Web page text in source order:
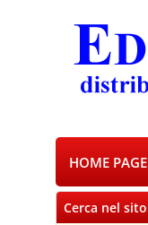
HOME PAGE
Cerca nel sito